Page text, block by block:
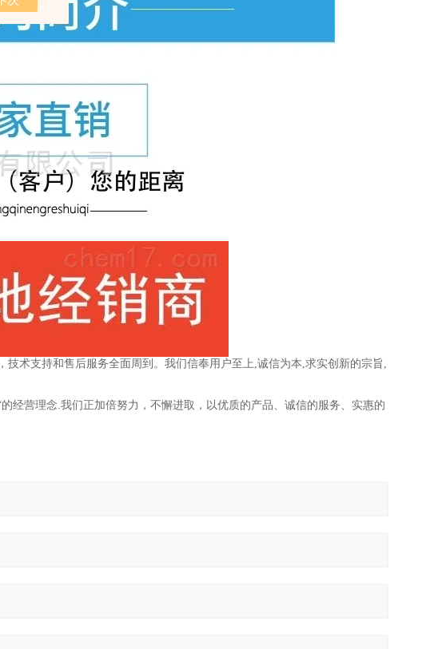
术支持和售后服务全面周到。我们信奉用户至上,诚信为本,求实创新的宗旨,
经营理念.我们正加倍努力，不懈进取，以优质的产品、诚信的服务、实惠的